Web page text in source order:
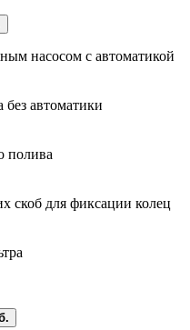
насосом с автоматикой
без автоматики
полива
скоб для фиксации колец